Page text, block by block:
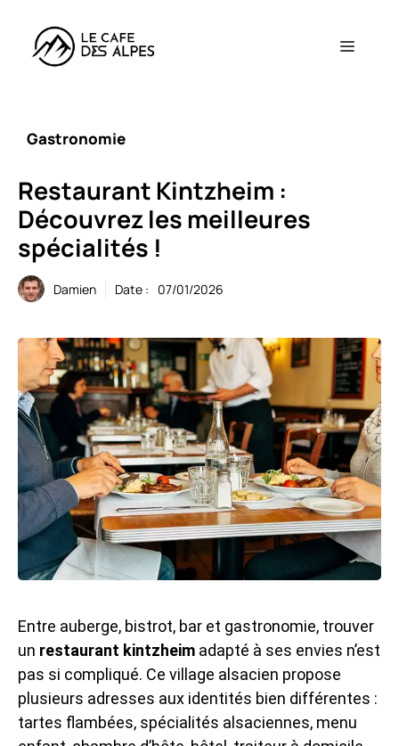
contenu
Menu
Gastronomie
Restaurant Kintzheim :
Découvrez les meilleures
spécialités !
Damien Date : 07/01/2026
Entre auberge, bistrot, bar et gastronomie, trouver
un restaurant kintzheim adapté à ses envies n’est
pas si compliqué. Ce village alsacien propose
plusieurs adresses aux identités bien différentes :
tartes flambées, spécialités alsaciennes, menu